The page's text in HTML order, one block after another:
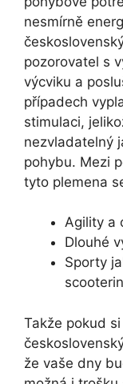
nesmírně
pozorovatel s
výcviku a
případech
stimulaci,
nezvladatelný
pohybu. Mezi
tyto plemena
Agility a
Dlouhé
Sporty
Takže pokud
že vaše dny